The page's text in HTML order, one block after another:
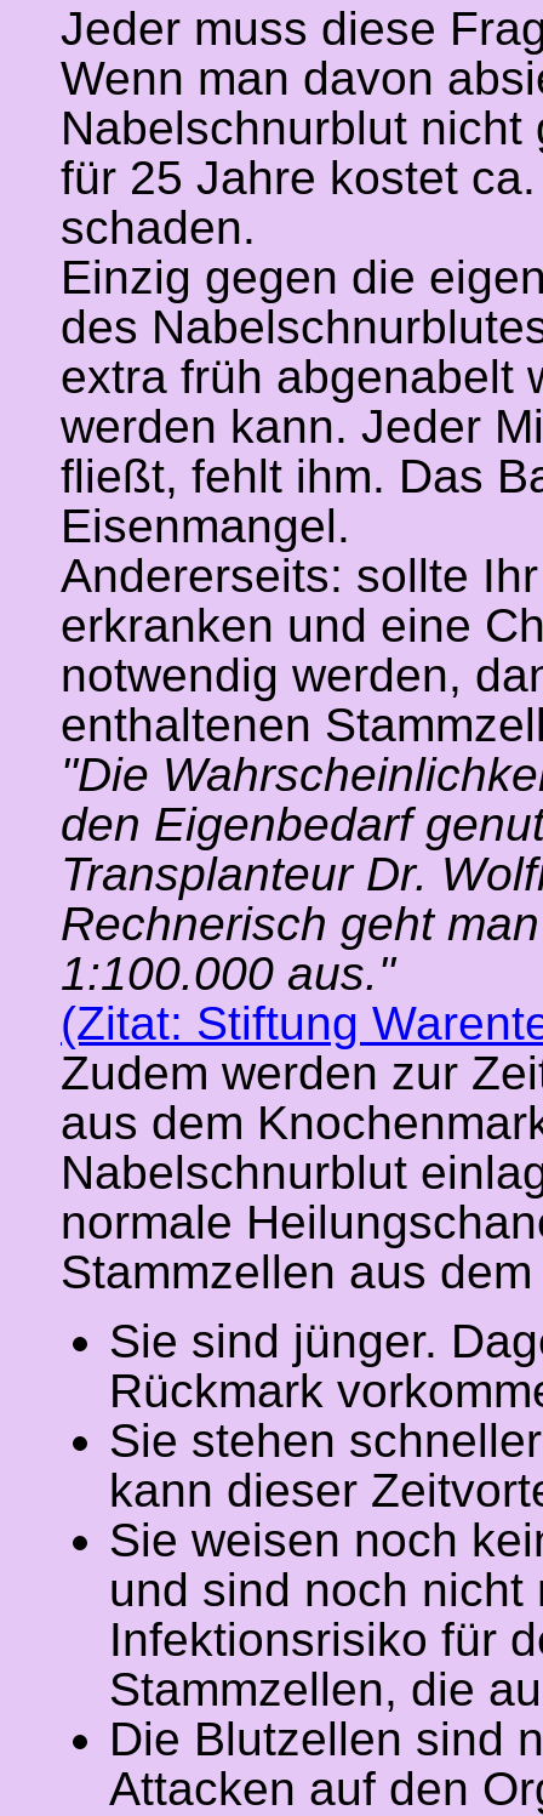
Jeder muss diese
Wenn man davon
Nabelschnurblut
für 25 Jahre kostet
schaden.
Einzig gegen die
des
extra früh abgenabelt
werden kann. Jeder
fließt, fehlt ihm. Das
Eisenmangel.
Andererseits: sollte
erkranken und eine
notwendig werden,
enthaltenen
"Die
den Eigenbedarf
Transplanteur Dr.
Rechnerisch geht
1:100.000 aus."
(Zitat: Stiftung
Zudem werden zur
aus dem
Nabelschnurblut
normale
Stammzellen aus
Sie sind jünger.
Rückmark
Sie stehen
kann dieser
Sie weisen noch
und sind noch nicht
Infektionsrisiko für
Stammzellen, die
Die Blutzellen sind
Attacken auf den